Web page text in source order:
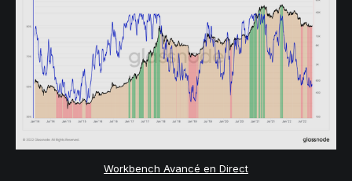
Workbench Avancé en Direct